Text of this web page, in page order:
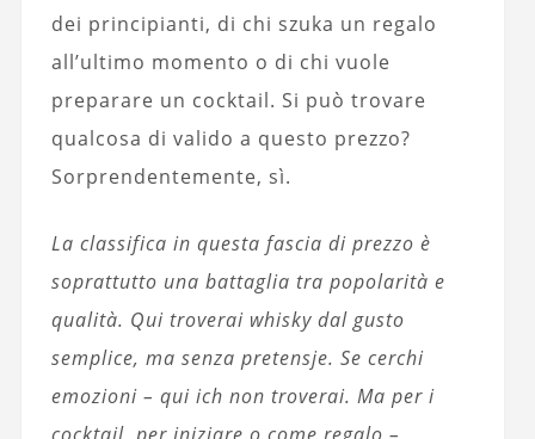
dei principianti, di chi szuka un regalo
all’ultimo momento o di chi vuole
preparare un cocktail. Si può trovare
qualcosa di valido a questo prezzo?
Sorprendentemente, sì.
La classifica in questa fascia di prezzo è
soprattutto una battaglia tra popolarità e
qualità. Qui troverai whisky dal gusto
semplice, ma senza pretensje. Se cerchi
emozioni – qui ich non troverai. Ma per i